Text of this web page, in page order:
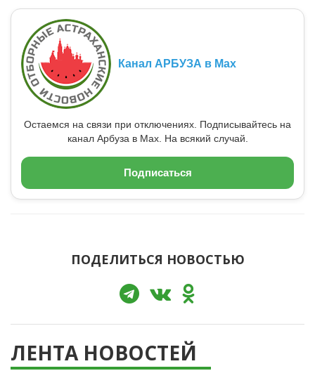
Канал АРБУЗА в Max
Остаемся на связи при отключениях. Подписывайтесь на
канал Арбуза в Max. На всякий случай.
Подписаться
ПОДЕЛИТЬСЯ НОВОСТЬЮ
ЛЕНТА НОВОСТЕЙ